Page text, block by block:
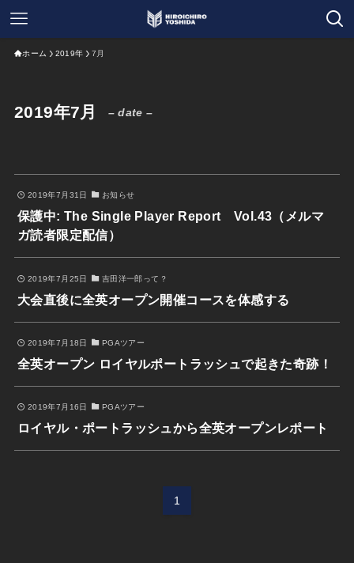
ホーム 2019年 7月
2019年7月 – date –
2019年7月31日 お知らせ
保護中: The Single Player Report Vol.43（メルマ
ガ読者限定配信）
2019年7月25日 吉田洋一郎って？
大会直後に全英オープン開催コースを体感する
2019年7月18日 PGAツアー
全英オープン ロイヤルポートラッシュで起きた奇跡！
2019年7月16日 PGAツアー
ロイヤル・ポートラッシュから全英オープンレポート
1